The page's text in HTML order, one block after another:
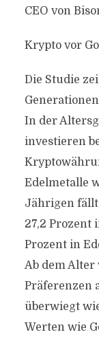
CEO von
Krypto vor
Die Studie
In der
investieren
Edelmetalle
Jährigen fällt
27,2 Prozent
Prozent in
Ab dem Alter
Präferenzen
überwiegt
Werten wie